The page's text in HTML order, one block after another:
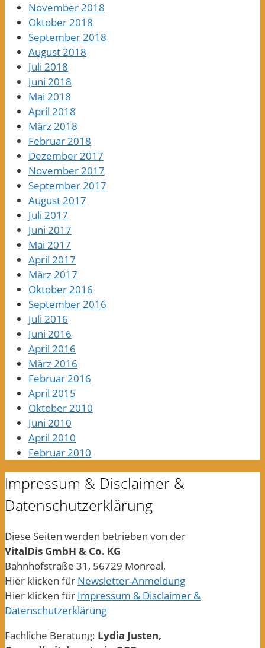
November 2018
Oktober 2018
September 2018
August 2018
Juli 2018
Juni 2018
Mai 2018
April 2018
März 2018
Februar 2018
Dezember 2017
November 2017
September 2017
August 2017
Juli 2017
Juni 2017
Mai 2017
April 2017
März 2017
Oktober 2016
September 2016
Juli 2016
Juni 2016
April 2016
März 2016
Februar 2016
April 2015
Oktober 2010
Juni 2010
April 2010
Februar 2010
Impressum & Disclaimer &
Datenschutzerklärung
Diese Seiten werden betrieben von der
VitalDis GmbH & Co. KG
Bahnhofstraße 31, 56729 Monreal,
Hier klicken für Newsletter-Anmeldung
Hier klicken für Impressum & Disclaimer &
Datenschutzerklärung
Fachliche Beratung: Lydia Justen,